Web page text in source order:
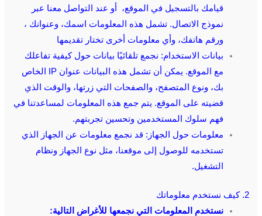
قيامك بالتسجيل في الموقع، أو عند التواصل معنا عبر
نموذج الاتصال. تشمل هذه المعلومات اسمك، وعنوانك ،
ورقم هاتفك، وأي معلومات أخرى تختار تقديمها
بيانات الاستخدام: نجمع تلقائيًا بيانات حول كيفية تفاعلك
مع الموقع. يمكن أن تشمل هذه البيانات عنوان IP الخاص
بك، ونوع المتصفح، والصفحات التي زرتها، والوقت الذي
قضيته على الموقع. يتم جمع هذه المعلومات لمساعدتنا في
فهم سلوك المستخدمين وتحسين تجربتهم.
معلومات حول الجهاز: قد نجمع معلومات عن الجهاز الذي
تستخدمه للوصول إلى موقعنا، مثل نوع الجهاز ونظام
التشغيل.
2. كيف نستخدم معلوماتك
نستخدم المعلومات التي نجمعها للأغراض التالية: